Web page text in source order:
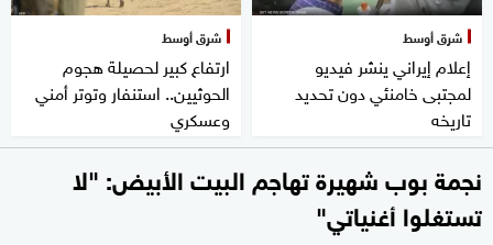
شرق أوسط
إعلام إيراني ينشر فيديو
لمجتبى خامنئي دون تحديد
تاريخه
شرق أوسط
ارتفاع كبير لحصيلة هجوم
الحوثيين.. استنفار وتوتر أمني
وعسكري
نجمة بوب شهيرة تهاجم البيت الأبيض: "لا
تستغلوا أغنياتي"